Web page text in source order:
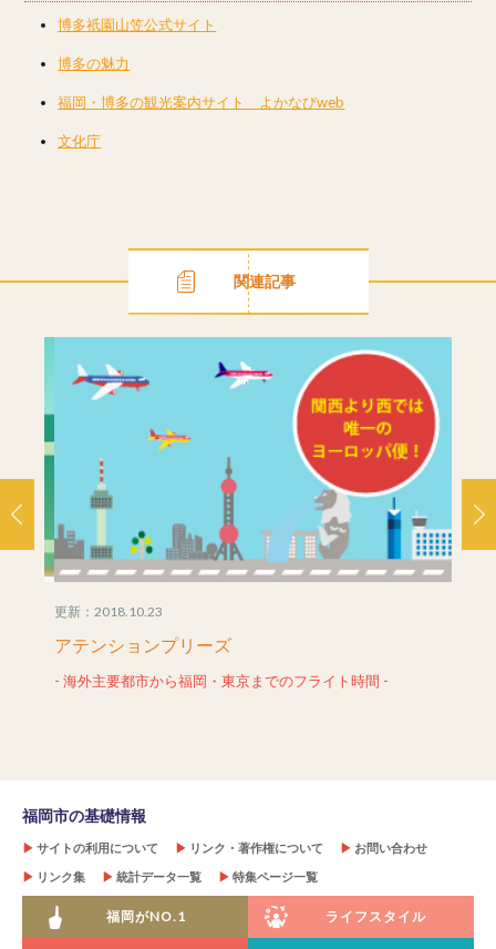
博多祇園山笠公式サイト
博多の魅力
福岡・博多の観光案内サイト よかなびweb
文化庁
関連記事
更新：2018.10.23
アテンションプリーズ
- 海外主要都市から福岡・東京までのフライト時間 -
▶ サイトの利用について ▶ リンク・著作権について ▶ お問い合わせ
▶ リンク集 ▶ 統計データ一覧 ▶ 特集ページ一覧
福岡市の基礎情報
福岡がNO.1 ライフスタイル